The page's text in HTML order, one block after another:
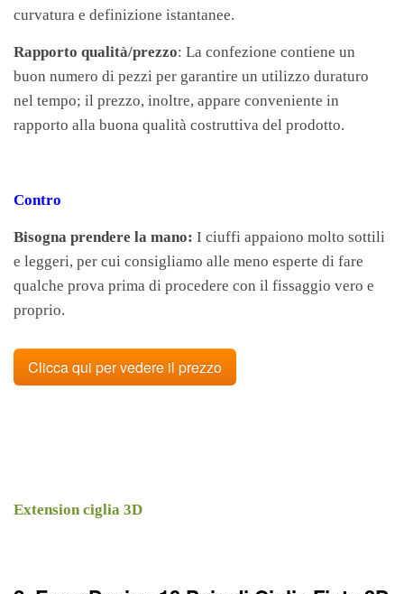
curvatura e definizione istantanee.
Rapporto qualità/prezzo: La confezione contiene un
buon numero di pezzi per garantire un utilizzo duraturo
nel tempo; il prezzo, inoltre, appare conveniente in
rapporto alla buona qualità costruttiva del prodotto.
Contro
Bisogna prendere la mano: I ciuffi appaiono molto sottili
e leggeri, per cui consigliamo alle meno esperte di fare
qualche prova prima di procedere con il fissaggio vero e
proprio.
Clicca qui per vedere il prezzo
Extension ciglia 3D